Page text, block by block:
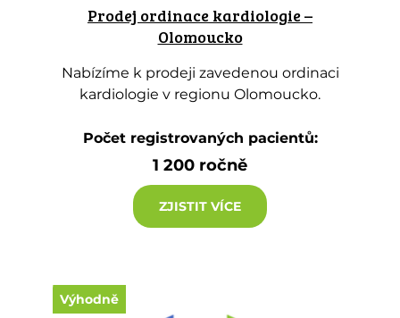
Prodej ordinace kardiologie –
Olomoucko
Nabízíme k prodeji zavedenou ordinaci
kardiologie v regionu Olomoucko.
Počet registrovaných pacientů:
1 200 ročně
ZJISTIT VÍCE
Výhodně